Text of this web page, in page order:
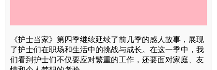
《护士当家》第四季继续延续了前几季的感人故事，展现
了护士们在职场和生活中的挑战与成长。在这一季中，我
们看到护士们不仅要应对繁重的工作，还要面对家庭、友